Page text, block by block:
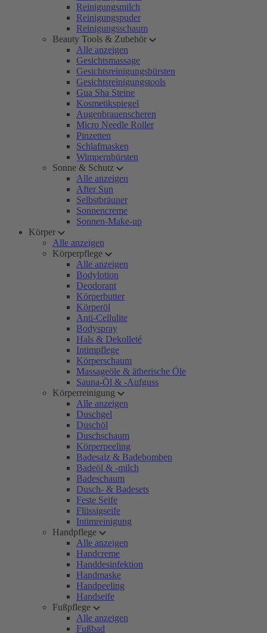
Reinigungsmilch
Reinigungspuder
Reinigungsschaum
Beauty Tools & Zubehör
Alle anzeigen
Gesichtsmassage
Gesichtsreinigungsbürsten
Gesichtsreinigungstools
Gua Sha Steine
Kosmetikspiegel
Augenbrauenscheren
Micro Needle Roller
Pinzetten
Schlafmasken
Wimpernbürsten
Sonne & Schutz
Alle anzeigen
After Sun
Selbstbräuner
Sonnencreme
Sonnen-Make-up
Körper
Alle anzeigen
Körperpflege
Alle anzeigen
Bodylotion
Deodorant
Körperbutter
Körperöl
Anti-Cellulite
Bodyspray
Hals & Dekolleté
Intimpflege
Körperschaum
Massageöle & ätherische Öle
Sauna-Öl & -Aufguss
Körperreinigung
Alle anzeigen
Duschgel
Duschöl
Duschschaum
Körperpeeling
Badesalz & Badebomben
Badeöl & -milch
Badeschaum
Dusch- & Badesets
Feste Seife
Flüssigseife
Intimreinigung
Handpflege
Alle anzeigen
Handcreme
Handdesinfektion
Handmaske
Handpeeling
Handseife
Fußpflege
Alle anzeigen
Fußbad